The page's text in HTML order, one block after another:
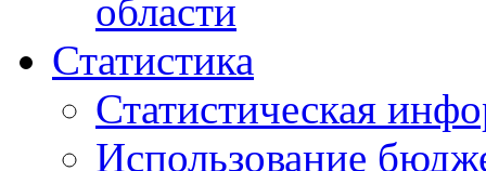
области
Статистика
Статистическая
Использование